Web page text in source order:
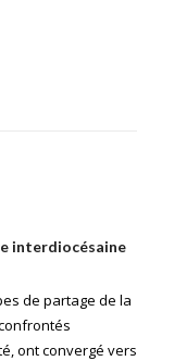
interdiocésaine
de partage de la
ont convergé vers